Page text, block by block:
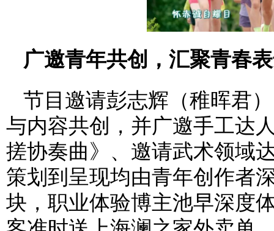
广邀青年共创，汇聚青春
节目邀请彭志辉（稚晖君
与内容共创，并广邀手工达
搓协奏曲》、邀请武术领域
策划到呈现均由青年创作者
块，职业体验博主池早深度